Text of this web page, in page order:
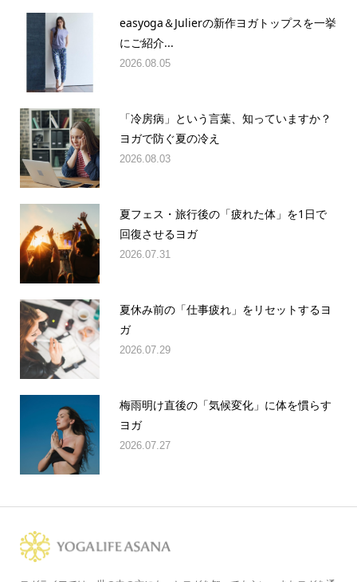
easyoga＆Julierの新作ヨガトップスを一挙
にご紹介...
2026.08.05
「冷房病」という言葉、知っていますか？
ヨガで防ぐ夏の冷え
2026.08.03
夏フェス・旅行後の「疲れた体」を1日で
回復させるヨガ
2026.07.31
夏休み前の「仕事疲れ」をリセットするヨ
ガ
2026.07.29
梅雨明け直後の「気候変化」に体を慣らす
ヨガ
2026.07.27